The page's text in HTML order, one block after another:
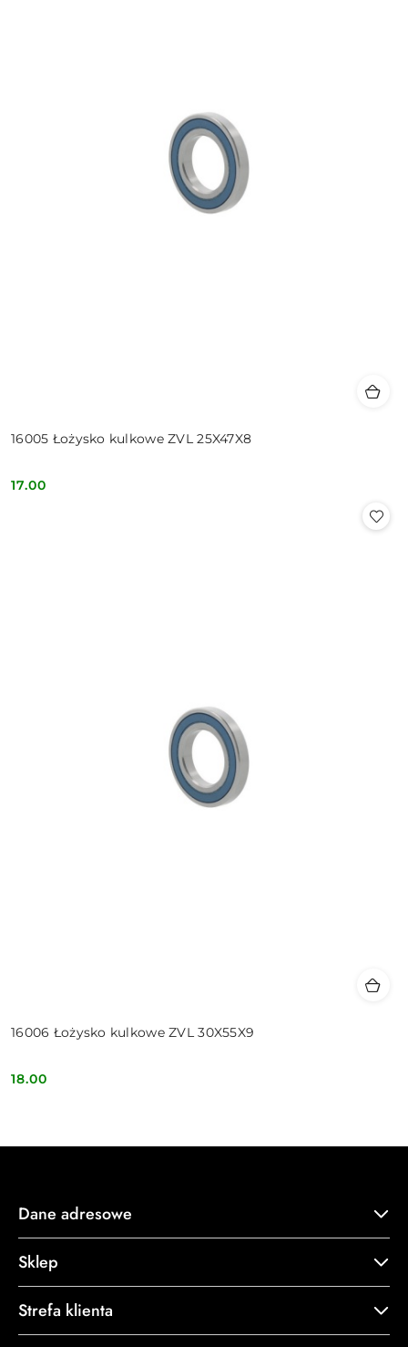
16005 Łożysko kulkowe ZVL 25X47X8
Cena:
17.00
16006 Łożysko kulkowe ZVL 30X55X9
Cena:
18.00
Dane adresowe
Sklep
Strefa klienta